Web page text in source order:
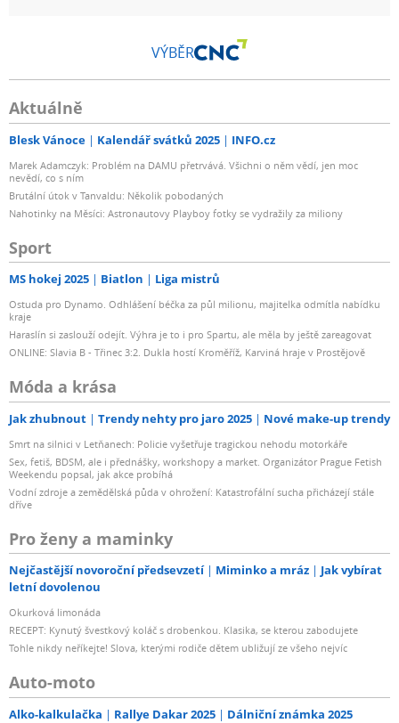
VÝBĚR
Aktuálně
Blesk Vánoce Kalendář svátků 2025 INFO.cz
Marek Adamczyk: Problém na DAMU přetrvává. Všichni o něm vědí, jen moc
nevědí, co s ním
Brutální útok v Tanvaldu: Několik pobodaných
Nahotinky na Měsíci: Astronautovy Playboy fotky se vydražily za miliony
Sport
MS hokej 2025 Biatlon Liga mistrů
Ostuda pro Dynamo. Odhlášení béčka za půl milionu, majitelka odmítla nabídku
kraje
Haraslín si zaslouží odejít. Výhra je to i pro Spartu, ale měla by ještě zareagovat
ONLINE: Slavia B - Třinec 3:2. Dukla hostí Kroměříž, Karviná hraje v Prostějově
Móda a krása
Jak zhubnout Trendy nehty pro jaro 2025 Nové make-up trendy
Smrt na silnici v Letňanech: Policie vyšetřuje tragickou nehodu motorkáře
Sex, fetiš, BDSM, ale i přednášky, workshopy a market. Organizátor Prague Fetish
Weekendu popsal, jak akce probíhá
Vodní zdroje a zemědělská půda v ohrožení: Katastrofální sucha přicházejí stále
dříve
Pro ženy a maminky
Nejčastější novoroční předsevzetí Miminko a mráz
Jak vybírat
letní dovolenou
Okurková limonáda
RECEPT: Kynutý švestkový koláč s drobenkou. Klasika, se kterou zabodujete
Tohle nikdy neříkejte! Slova, kterými rodiče dětem ubližují ze všeho nejvíc
Auto-moto
Alko-kalkulačka Rallye Dakar 2025 Dálniční známka 2025